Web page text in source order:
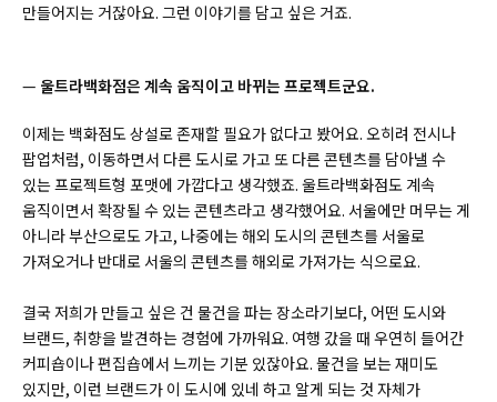
만들어지는 거잖아요. 그런 이야기를 담고 싶은 거죠.
— 울트라백화점은 계속 움직이고 바뀌는 프로젝트군요.
이제는 백화점도 상설로 존재할 필요가 없다고 봤어요. 오히려 전시나
팝업처럼, 이동하면서 다른 도시로 가고 또 다른 콘텐츠를 담아낼 수
있는 프로젝트형 포맷에 가깝다고 생각했죠. 울트라백화점도 계속
움직이면서 확장될 수 있는 콘텐츠라고 생각했어요. 서울에만 머무는 게
아니라 부산으로도 가고, 나중에는 해외 도시의 콘텐츠를 서울로
가져오거나 반대로 서울의 콘텐츠를 해외로 가져가는 식으로요.
결국 저희가 만들고 싶은 건 물건을 파는 장소라기보다, 어떤 도시와
브랜드, 취향을 발견하는 경험에 가까워요. 여행 갔을 때 우연히 들어간
커피숍이나 편집숍에서 느끼는 기분 있잖아요. 물건을 보는 재미도
있지만, 이런 브랜드가 이 도시에 있네 하고 알게 되는 것 자체가